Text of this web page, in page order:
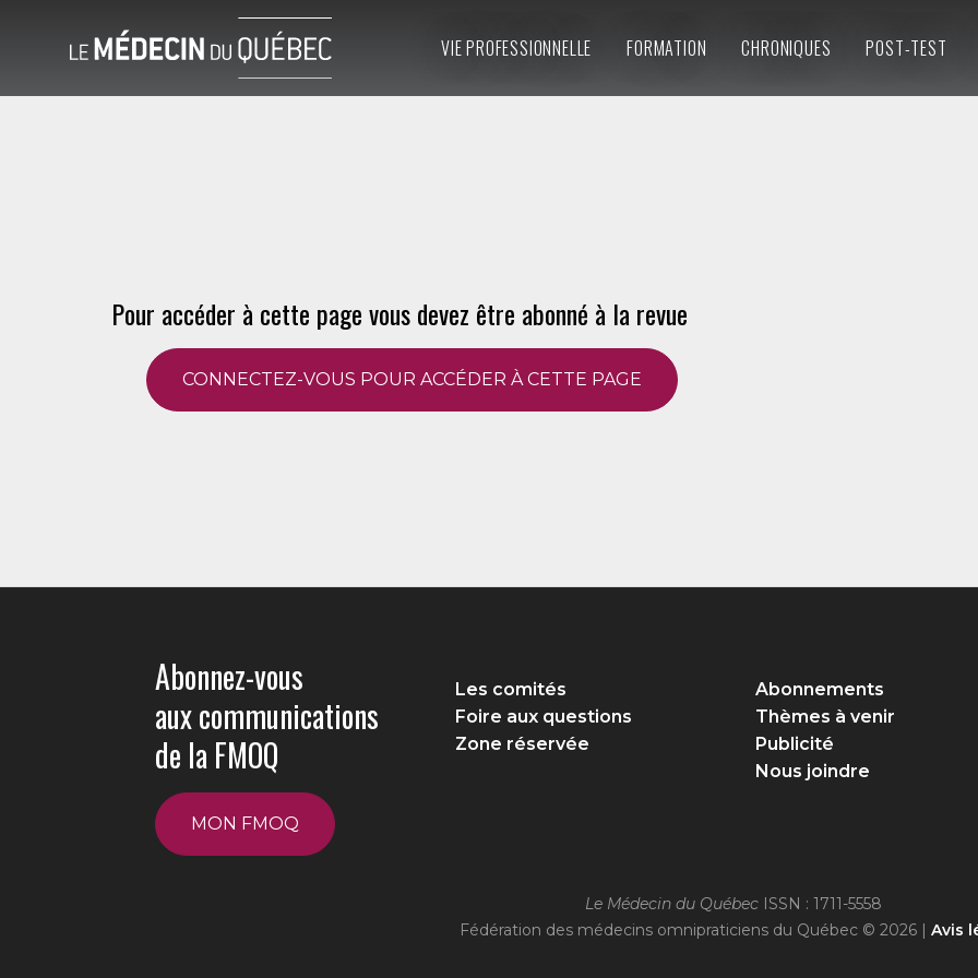
VIE PROFESSIONNELLE FORMATION CHRONIQUES POST-TEST
Pour accéder à cette page vous devez être abonné à la revue
CONNECTEZ-VOUS POUR ACCÉDER À CETTE PAGE
Abonnez-vous
aux communications
de la FMOQ
MON FMOQ
Les comités
Foire aux questions
Zone réservée
Abonnements
Thèmes à venir
Publicité
Nous joindre
Le Médecin du Québec ISSN : 1711-5558
Fédération des médecins omnipraticiens du Québec © 2026 | Avis